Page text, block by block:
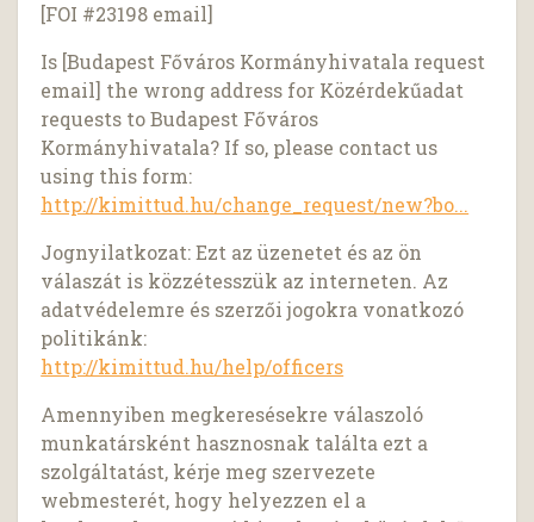
[FOI #23198 email]
Is [Budapest Főváros Kormányhivatala request
email] the wrong address for Közérdekűadat
requests to Budapest Főváros
Kormányhivatala? If so, please contact us
using this form:
http://kimittud.hu/change_request/new?bo...
Jognyilatkozat: Ezt az üzenetet és az ön
válaszát is közzétesszük az interneten. Az
adatvédelemre és szerzői jogokra vonatkozó
politikánk:
http://kimittud.hu/help/officers
Amennyiben megkeresésekre válaszoló
munkatársként hasznosnak találta ezt a
szolgáltatást, kérje meg szervezete
webmesterét, hogy helyezzen el a